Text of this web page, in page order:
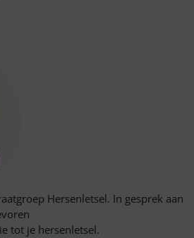
Hersenletsel. In gesprek aan
tot je hersenletsel.